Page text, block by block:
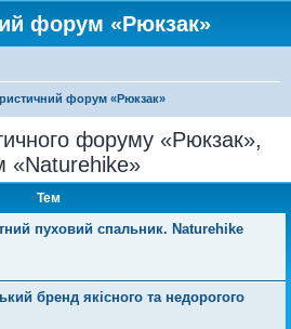
форум «Рюкзак»
форум «Рюкзак»
форуму «Рюкзак»,
«Naturehike»
Тем
пуховий спальник. Naturehike
бренд якісного та недорогого